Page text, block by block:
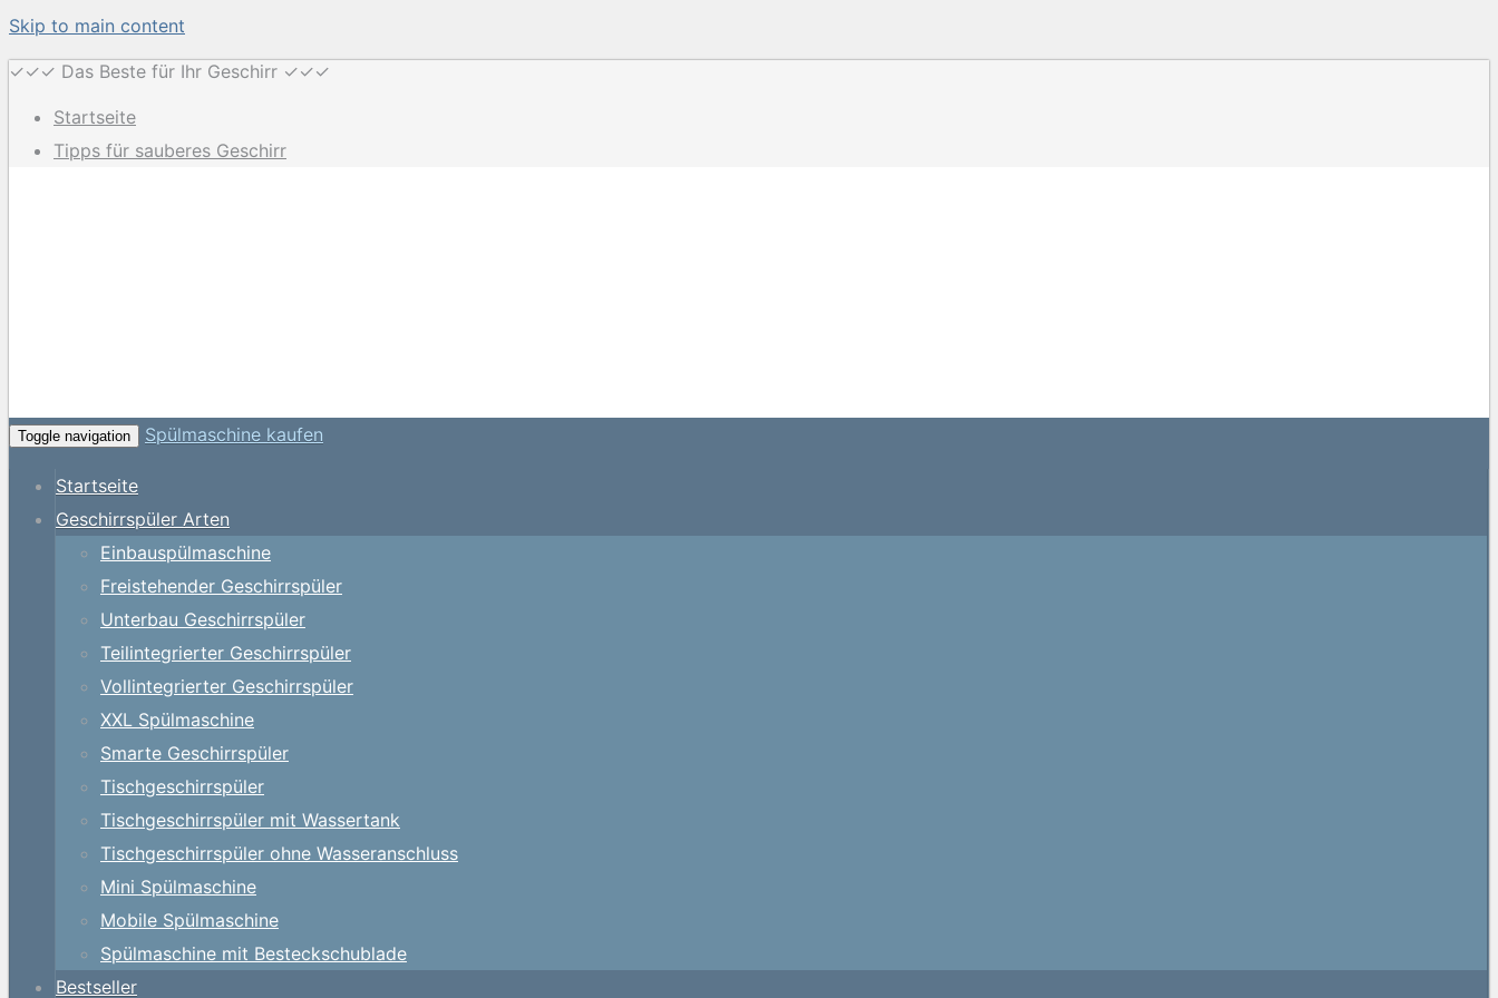
Skip to main content
✓✓✓ Das Beste für Ihr Geschirr ✓✓✓
Startseite
Tipps für sauberes Geschirr
Toggle navigation Spülmaschine kaufen
Startseite
Geschirrspüler Arten
Einbauspülmaschine
Freistehender Geschirrspüler
Unterbau Geschirrspüler
Teilintegrierter Geschirrspüler
Vollintegrierter Geschirrspüler
XXL Spülmaschine
Smarte Geschirrspüler
Tischgeschirrspüler
Tischgeschirrspüler mit Wassertank
Tischgeschirrspüler ohne Wasseranschluss
Mini Spülmaschine
Mobile Spülmaschine
Spülmaschine mit Besteckschublade
Bestseller